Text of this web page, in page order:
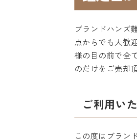
ブランドハンズ
点からでも大歓
様の目の前で全
のだけをご売却
ご利用い
この度はブラン